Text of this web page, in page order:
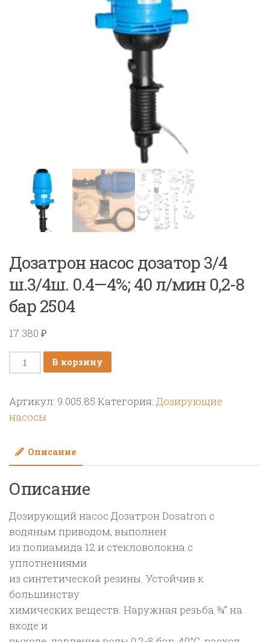
Дозатрон насос дозатор 3/4
ш.3/4ш. 0.4—4%; 40 л/мин 0,2-8
бар 2504
17 380 ₽
Количество
товара
насос
дозатор
ш.3/4ш.
0.4-
-4%;
л/
мин
0,2-
8
бар
2504
В корзину
Артикул: 9.005.85 Категория: Дозирующие
насосы
Описание
Описание
Дозирующий насос Дозатрон Dosatron с
водяным приводом, выполнен
из полиамида 12 и стекловолокна с
уплотнениями
из синтетической резины. Устойчив к
большинству
химических веществ. Наружная резьба ¾” на
входе и